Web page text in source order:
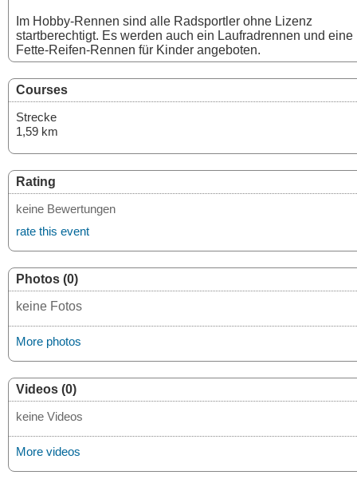
Im Hobby-Rennen sind alle Radsportler ohne Lizenz
startberechtigt. Es werden auch ein Laufradrennen und eine
Fette-Reifen-Rennen für Kinder angeboten.
Courses
Strecke
1,59 km
Rating
keine Bewertungen
rate this event
Photos (0)
keine Fotos
More photos
Videos (0)
keine Videos
More videos